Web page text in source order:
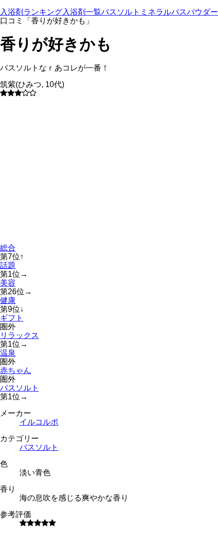
入浴剤ランキング入浴剤一覧バスソルト ミネラルバスパウダー
口コミ「香りが好きかも」
香りが好きかも
バスソルトなｒあコレが一番！
筑紫(ひみつ, 10代)
総合
第7位↑
話題
第1位 →
美容
第26位 →
健康
第9位↓
ギフト
圏外
リラックス
第1位 →
温泉
圏外
赤ちゃん
圏外
バスソルト
第1位 →
メーカー
イルコルポ
カテゴリー
バスソルト
色
淡い青色
香り
海の息吹を感じる爽やかな香り
参考評価